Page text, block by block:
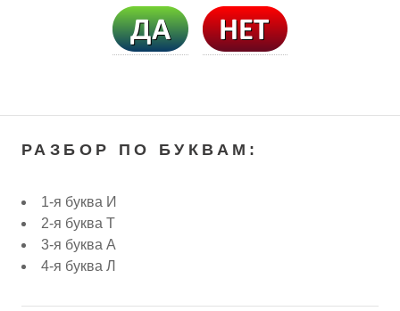
РАЗБОР ПО БУКВАМ:
1-я буква И
2-я буква Т
3-я буква А
4-я буква Л